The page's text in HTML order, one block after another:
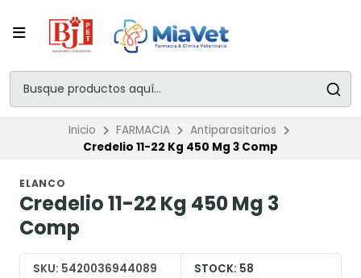
Inicio FARMACIA
Antiparasitarios
Credelio 11-22 Kg 450 Mg 3 Comp
ELANCO
Credelio 11-22 Kg 450 Mg 3
Comp
SKU: 5420036944089 STOCK: 58